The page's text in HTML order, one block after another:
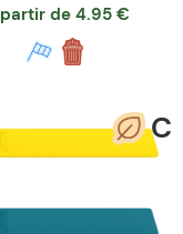
de 4.95 €
C